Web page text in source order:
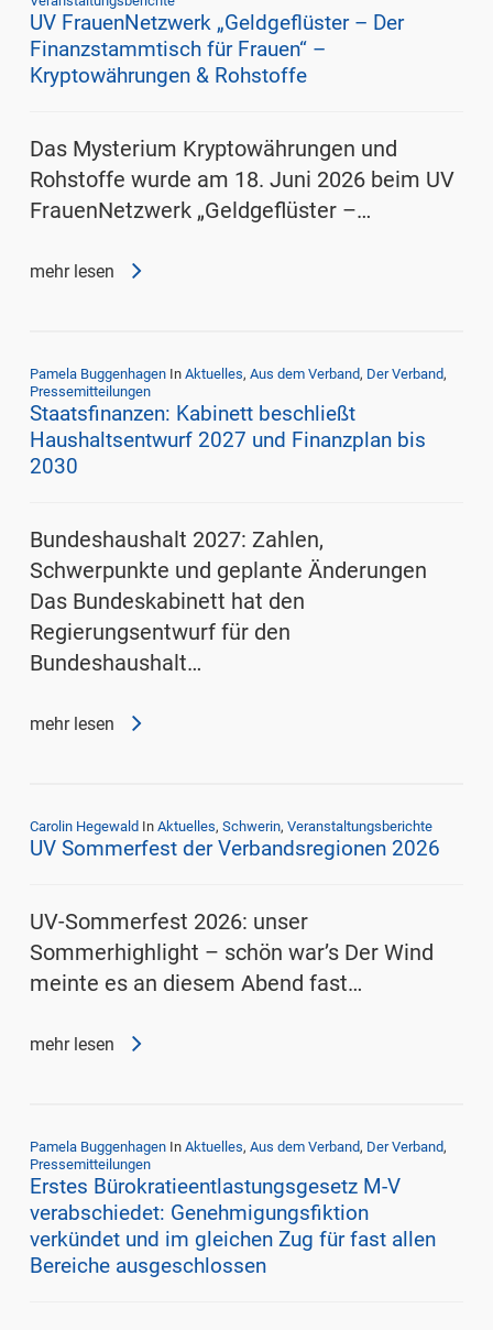
UV FrauenNetzwerk „Geldgeflüster – Der
Finanzstammtisch für Frauen“ –
Kryptowährungen & Rohstoffe
Das Mysterium Kryptowährungen und
Rohstoffe wurde am 18. Juni 2026 beim UV
FrauenNetzwerk „Geldgeflüster –…
mehr lesen
Pamela Buggenhagen In Aktuelles, Aus dem Verband, Der Verband,
Pressemitteilungen
Staatsfinanzen: Kabinett beschließt
Haushaltsentwurf 2027 und Finanzplan bis
2030
Bundeshaushalt 2027: Zahlen,
Schwerpunkte und geplante Änderungen
Das Bundeskabinett hat den
Regierungsentwurf für den
Bundeshaushalt…
mehr lesen
Carolin Hegewald In Aktuelles, Schwerin, Veranstaltungsberichte
UV Sommerfest der Verbandsregionen 2026
UV-Sommerfest 2026: unser
Sommerhighlight – schön war’s Der Wind
meinte es an diesem Abend fast…
mehr lesen
Pamela Buggenhagen In Aktuelles, Aus dem Verband, Der Verband,
Pressemitteilungen
Erstes Bürokratieentlastungsgesetz M-V
verabschiedet: Genehmigungsfiktion
verkündet und im gleichen Zug für fast allen
Bereiche ausgeschlossen